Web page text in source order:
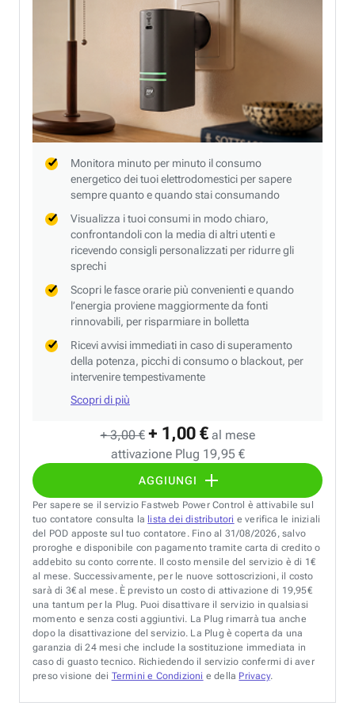
+ 3,00 € + 1,00 € al mese
attivazione Plug 19,95 €
AGGIUNGI
Monitora minuto per minuto il consumo
energetico dei tuoi elettrodomestici per sapere
sempre quanto e quando stai consumando
Visualizza i tuoi consumi in modo chiaro,
confrontandoli con la media di altri utenti e
ricevendo consigli personalizzati per ridurre gli
sprechi
Scopri le fasce orarie più convenienti e quando
l’energia proviene maggiormente da fonti
rinnovabili, per risparmiare in bolletta
Ricevi avvisi immediati in caso di superamento
della potenza, picchi di consumo o blackout, per
intervenire tempestivamente
Scopri di più
Per sapere se il servizio Fastweb Power Control è attivabile sul
tuo contatore consulta la lista dei distributori e verifica le iniziali
del POD apposte sul tuo contatore. Fino al 31/08/2026, salvo
proroghe e disponibile con pagamento tramite carta di credito o
addebito su conto corrente. Il costo mensile del servizio è di 1€
al mese. Successivamente, per le nuove sottoscrizioni, il costo
sarà di 3€ al mese. È previsto un costo di attivazione di 19,95€
una tantum per la Plug. Puoi disattivare il servizio in qualsiasi
momento e senza costi aggiuntivi. La Plug rimarrà tua anche
dopo la disattivazione del servizio. La Plug è coperta da una
garanzia di 24 mesi che include la sostituzione immediata in
caso di guasto tecnico. Richiedendo il servizio confermi di aver
preso visione dei Termini e Condizioni e della Privacy.